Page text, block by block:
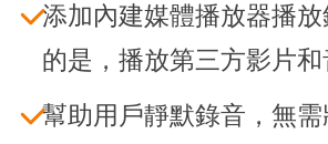
添加內建媒體播放器播
的是，播放第三方影片
幫助用戶靜默錄音，無